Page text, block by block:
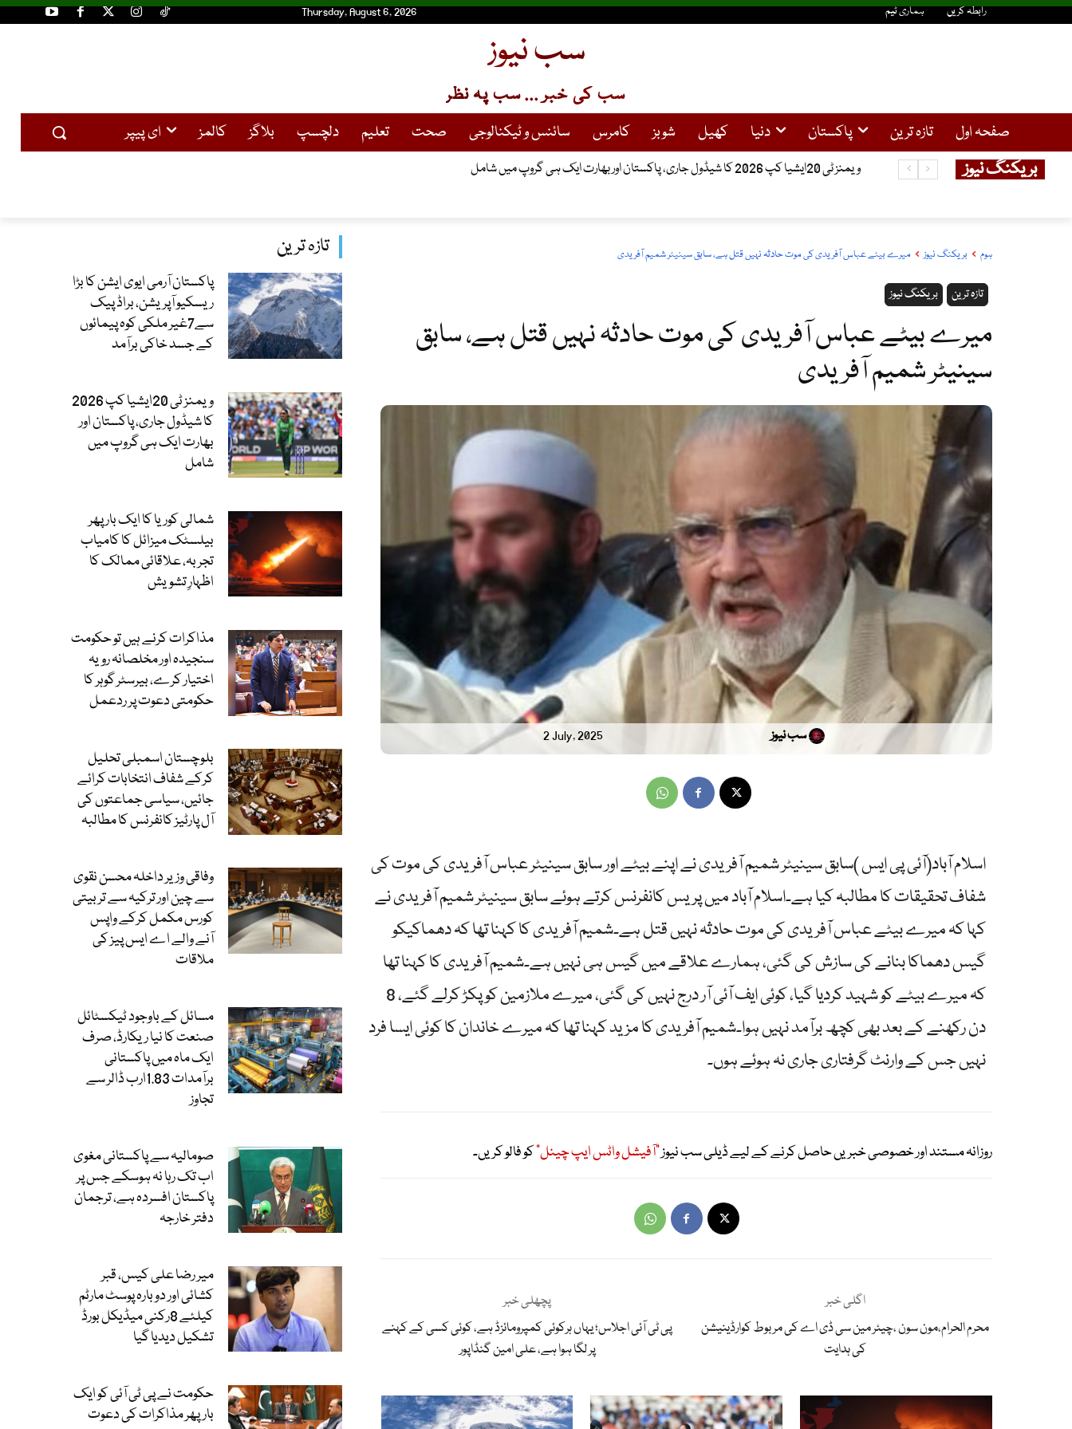
Thursday, August 6, 2026 رابطہ کریں ہماری ٹیم
سب نیوز
سب کی خبر ... سب پہ نظر
صفحہ اول تازہ ترین پاکستان دنیا کھیل شوبز کامرس سائنس و ٹیکنالوجی صحت تعلیم دلچسپ بلاگز کالمز ای پیپر
بریکنگ نیوز ویمنز ٹی 20ایشیا کپ 2026 کا شیڈول جاری، پاکستان اور بھارت ایک ہی گروپ میں شامل
شمالی کوریا کا ایک بار پھر بیلسٹک میزائل کا کامیاب تجربہ، علاقائی ممالک کا اظہارِ تشویش
تازہ ترین
پاکستان آرمی ایوی ایشن کا بڑا
ریسکیو آپریشن، براڈ پیک
سے7غیر ملکی کوہ پیمائوں
کے جسد خاکی برآمد
ویمنز ٹی 20ایشیا کپ 2026
کا شیڈول جاری، پاکستان اور
بھارت ایک ہی گروپ میں
شامل
شمالی کوریا کا ایک بار پھر
بیلسٹک میزائل کا کامیاب
تجربہ، علاقائی ممالک کا
اظہارِ تشویش
مذاکرات کرنے ہیں تو حکومت
سنجیدہ اور مخلصانہ رویہ
اختیار کرے، بیرسٹر گوہر کا
حکومتی دعوت پر ردعمل
بلوچستان اسمبلی تحلیل
کرکے شفاف انتخابات کرائے
جائیں، سیاسی جماعتوں کی
آل پارٹیز کانفرنس کا مطالبہ
وفاقی وزیر داخلہ محسن نقوی
سے چین اور ترکیہ سے تربیتی
کورس مکمل کرکے واپس
آنے والے اے ایس پیز کی
ملاقات
مسائل کے باوجود ٹیکسٹائل
صنعت کا نیا ریکارڈ، صرف
ایک ماہ میں پاکستانی
برآمدات 1.83ارب ڈالر سے
تجاوز
صومالیہ سے پاکستانی مغوی
اب تک رہا نہ ہوسکے جس پر
پاکستان افسردہ ہے، ترجمان
دفتر خارجہ
میر رضا علی کیس، قبر
کشائی اور دوبارہ پوسٹ مارٹم
کیلئے 8رکنی میڈیکل بورڈ
تشکیل دیدیا گیا
حکومت نے پی ٹی آئی کو ایک
بارپھر مذاکرات کی دعوت
ہوم بریکنگ نیوز میرے بیٹے عباس آفریدی کی موت حادثہ نہیں قتل ہے، سابق سینیٹر شمیم آفریدی
بریکنگ نیوز تازہ ترین
میرے بیٹے عباس آفریدی کی موت حادثہ نہیں قتل ہے، سابق
سینیٹر شمیم آفریدی
2 July, 2025 سب نیوز
اسلام آباد(آئی پی ایس )سابق سینیٹر شمیم آفریدی نے اپنے بیٹے اور سابق سینیٹر عباس آفریدی کی موت کی
شفاف تحقیقات کا مطالبہ کیا ہے۔اسلام آباد میں پریس کانفرنس کرتے ہوئے سابق سینیٹر شمیم آفریدی نے
کہا کہ میرے بیٹے عباس آفریدی کی موت حادثہ نہیں قتل ہے۔شمیم آفریدی کا کہنا تھا کہ دھماکیکو
گیس دھماکا بنانے کی سازش کی گئی، ہمارے علاقے میں گیس ہی نہیں ہے۔شمیم آفریدی کا کہنا تھا
کہ میرے بیٹے کو شہید کردیا گیا، کوئی ایف آئی آر درج نہیں کی گئی، میرے ملازمین کو پکڑ کرلے گئے، 8
دن رکھنے کے بعد بھی کچھ برآمد نہیں ہوا۔شمیم آفریدی کا مزید کہنا تھا کہ میرے خاندان کا کوئی ایسا فرد
نہیں جس کے وارنٹ گرفتاری جاری نہ ہوئے ہوں۔
روزانہ مستند اور خصوصی خبریں حاصل کرنے کے لیے ڈیلی سب نیوز"آفیشل واٹس ایپ چینل"کو فالو کریں۔
پچھلی خبر
پی ٹی آئی اجلاس؛ یہاں ہرکوئی کمپرومائزڈ ہے، کوئی کسی کے کہنے
پر لگا ہوا ہے، علی امین گنڈاپور
اگلی خبر
محرم الحرام،مون سون ،چیئر مین سی ڈی اے کی مربوط کوارڈینیشن
کی ہدایت